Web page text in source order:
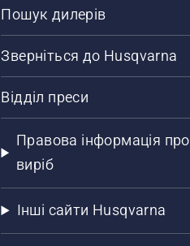
Пошук дилерів
Зверніться до Husqvarna
Відділ преси
Правова інформація про
виріб
Інші сайти Husqvarna